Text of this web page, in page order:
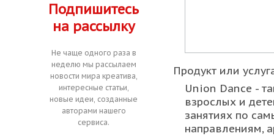
Подпишитесь
на рассылку
Не чаще одного раза в
неделю мы рассылаем
новости мира креатива,
интересные статьи,
новые идеи, созданные
авторами нашего
сервиса.
Продукт или
Union Dance -
взрослых и
занятиях по
направлениям,